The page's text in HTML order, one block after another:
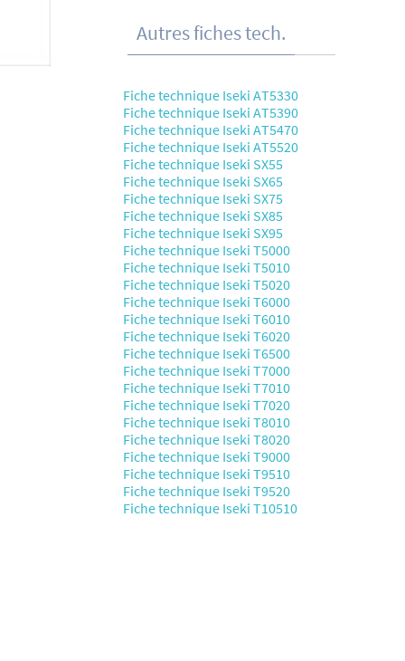
Autres fiches tech.
Fiche technique Iseki AT5330
Fiche technique Iseki AT5390
Fiche technique Iseki AT5470
Fiche technique Iseki AT5520
Fiche technique Iseki SX55
Fiche technique Iseki SX65
Fiche technique Iseki SX75
Fiche technique Iseki SX85
Fiche technique Iseki SX95
Fiche technique Iseki T5000
Fiche technique Iseki T5010
Fiche technique Iseki T5020
Fiche technique Iseki T6000
Fiche technique Iseki T6010
Fiche technique Iseki T6020
Fiche technique Iseki T6500
Fiche technique Iseki T7000
Fiche technique Iseki T7010
Fiche technique Iseki T7020
Fiche technique Iseki T8010
Fiche technique Iseki T8020
Fiche technique Iseki T9000
Fiche technique Iseki T9510
Fiche technique Iseki T9520
Fiche technique Iseki T10510